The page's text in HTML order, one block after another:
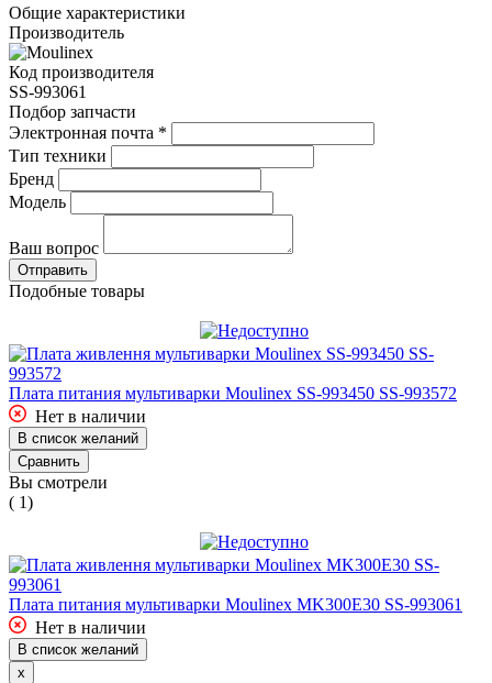
Общие характеристики
Производитель
Код производителя
SS-993061
Подбор запчасти
Электронная почта *
Тип техники
Бренд
Модель
Ваш вопрос
Подобные товары
Плата питания мультиварки Moulinex SS-993450 SS-993572
Нет в наличии
В список желаний
Сравнить
Вы смотрели
( 1)
Плата питания мультиварки Moulinex MK300E30 SS-993061
Нет в наличии
В список желаний
x